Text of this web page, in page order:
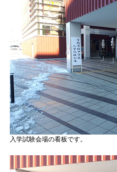
入学試験会場の看板です。